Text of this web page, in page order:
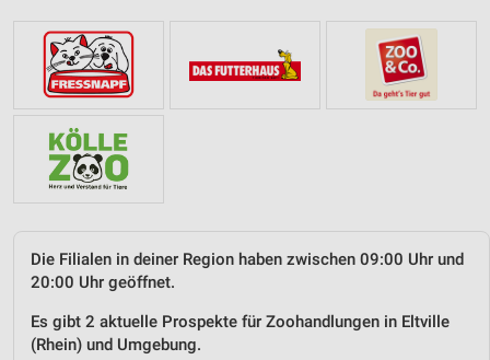
Die Filialen in deiner Region haben zwischen 09:00 Uhr und
20:00 Uhr geöffnet.
Es gibt 2 aktuelle Prospekte für Zoohandlungen in Eltville
(Rhein) und Umgebung.